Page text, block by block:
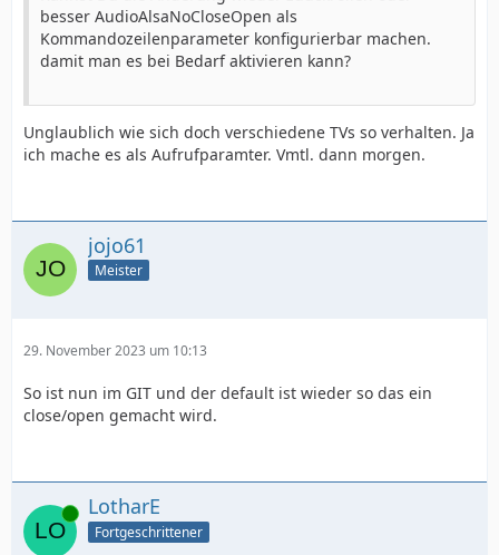
besser AudioAlsaNoCloseOpen als
Kommandozeilenparameter konfigurierbar machen.
damit man es bei Bedarf aktivieren kann?
Unglaublich wie sich doch verschiedene TVs so verhalten. Ja
ich mache es als Aufrufparamter. Vmtl. dann morgen.
jojo61
Meister
29. November 2023 um 10:13
So ist nun im GIT und der default ist wieder so das ein
close/open gemacht wird.
Online LotharE
Fortgeschrittener